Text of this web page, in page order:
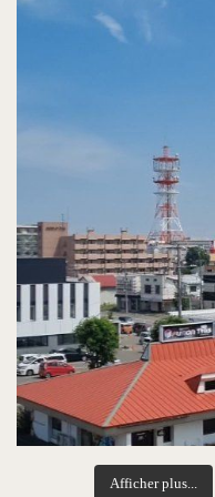
Afficher plus...